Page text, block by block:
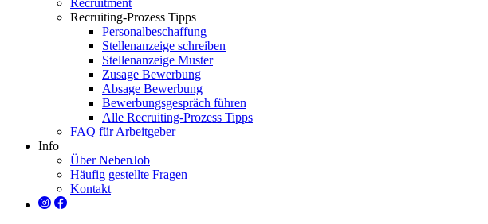
Recruitment
Recruiting-Prozess Tipps
Personalbeschaffung
Stellenanzeige schreiben
Stellenanzeige Muster
Zusage Bewerbung
Absage Bewerbung
Bewerbungsgespräch führen
Alle Recruiting-Prozess Tipps
FAQ für Arbeitgeber
Info
Über NebenJob
Häufig gestellte Fragen
Kontakt